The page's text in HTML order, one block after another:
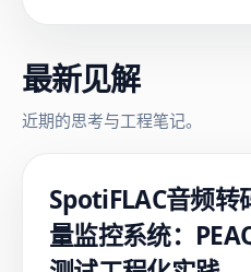
最新见解
近期的思考与工程笔记。
SpotiFLAC音频转
量监控系统：